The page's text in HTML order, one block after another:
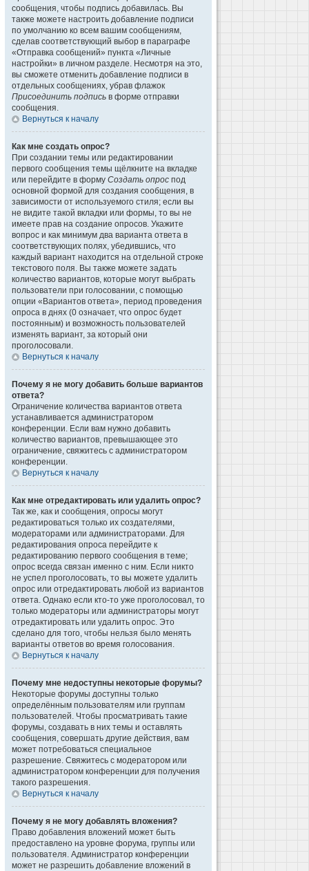
сообщения, чтобы подпись добавилась. Вы
также можете настроить добавление подписи
по умолчанию ко всем вашим сообщениям,
сделав соответствующий выбор в параграфе
«Отправка сообщений» пункта «Личные
настройки» в личном разделе. Несмотря на это,
вы сможете отменить добавление подписи в
отдельных сообщениях, убрав флажок
Присоединить подпись в форме отправки
сообщения.
Вернуться к началу
Как мне создать опрос?
При создании темы или редактировании
первого сообщения темы щёлкните на вкладке
или перейдите в форму Создать опрос под
основной формой для создания сообщения, в
зависимости от используемого стиля; если вы
не видите такой вкладки или формы, то вы не
имеете прав на создание опросов. Укажите
вопрос и как минимум два варианта ответа в
соответствующих полях, убедившись, что
каждый вариант находится на отдельной строке
текстового поля. Вы также можете задать
количество вариантов, которые могут выбрать
пользователи при голосовании, с помощью
опции «Вариантов ответа», период проведения
опроса в днях (0 означает, что опрос будет
постоянным) и возможность пользователей
изменять вариант, за который они
проголосовали.
Вернуться к началу
Почему я не могу добавить больше вариантов
ответа?
Ограничение количества вариантов ответа
устанавливается администратором
конференции. Если вам нужно добавить
количество вариантов, превышающее это
ограничение, свяжитесь с администратором
конференции.
Вернуться к началу
Как мне отредактировать или удалить опрос?
Так же, как и сообщения, опросы могут
редактироваться только их создателями,
модераторами или администраторами. Для
редактирования опроса перейдите к
редактированию первого сообщения в теме;
опрос всегда связан именно с ним. Если никто
не успел проголосовать, то вы можете удалить
опрос или отредактировать любой из вариантов
ответа. Однако если кто-то уже проголосовал, то
только модераторы или администраторы могут
отредактировать или удалить опрос. Это
сделано для того, чтобы нельзя было менять
варианты ответов во время голосования.
Вернуться к началу
Почему мне недоступны некоторые форумы?
Некоторые форумы доступны только
определённым пользователям или группам
пользователей. Чтобы просматривать такие
форумы, создавать в них темы и оставлять
сообщения, совершать другие действия, вам
может потребоваться специальное
разрешение. Свяжитесь с модератором или
администратором конференции для получения
такого разрешения.
Вернуться к началу
Почему я не могу добавлять вложения?
Право добавления вложений может быть
предоставлено на уровне форума, группы или
пользователя. Администратор конференции
может не разрешить добавление вложений в